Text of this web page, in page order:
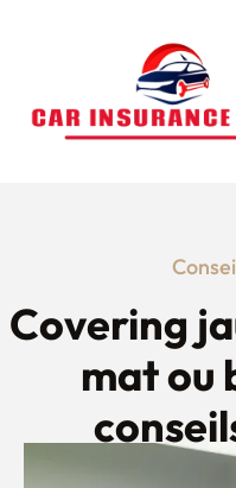
Covering
mat ou